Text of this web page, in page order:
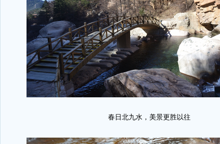
春日北九水，美景更胜以往